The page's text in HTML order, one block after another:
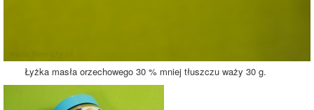
Łyżka masła orzechowego 30 % mniej tłuszczu waży 30 g.